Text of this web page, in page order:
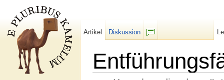
Artikel
Diskussion